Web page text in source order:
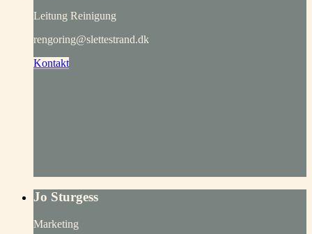
Leitung Reinigung
rengoring@slettestrand.dk
Kontakt
Jo Sturgess
Marketing